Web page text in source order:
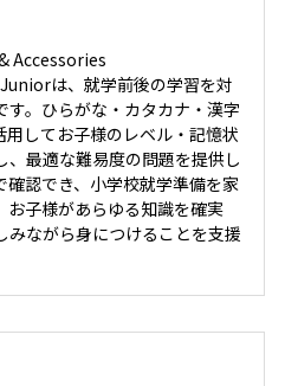
Accessories
は、就学前後の学習を対
。ひらがな・カタカナ・漢字
してお子様のレベル・記憶状
最適な難易度の問題を提供し
確認でき、小学校就学準備を家
子様があらゆる知識を確実
みながら身につけることを支援